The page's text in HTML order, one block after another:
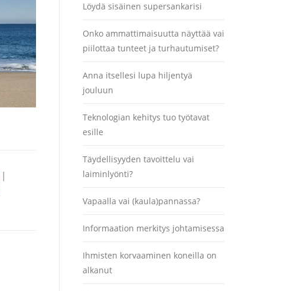
|
Löydä sisäinen supersankarisi
Onko ammattimaisuutta näyttää vai
piilottaa tunteet ja turhautumiset?
Anna itsellesi lupa hiljentyä
jouluun
Teknologian kehitys tuo työtavat
esille
Täydellisyyden tavoittelu vai
laiminlyönti?
Vapaalla vai (kaula)pannassa?
Informaation merkitys johtamisessa
Ihmisten korvaaminen koneilla on
alkanut